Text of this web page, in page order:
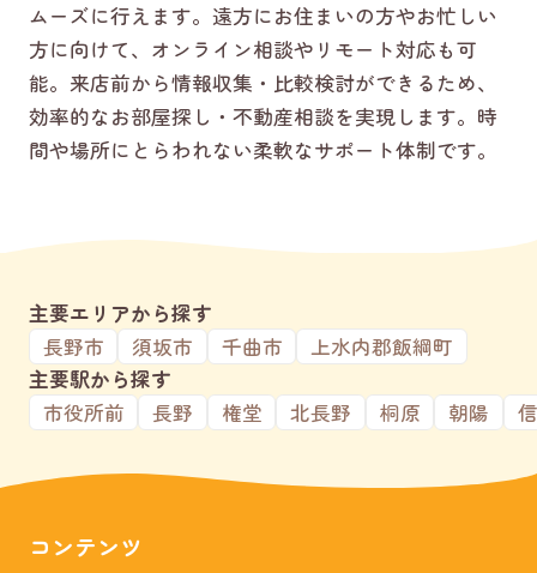
ムーズに行えます。遠方にお住まいの方やお忙しい
方に向けて、オンライン相談やリモート対応も可
能。来店前から情報収集・比較検討ができるため、
効率的なお部屋探し・不動産相談を実現します。時
間や場所にとらわれない柔軟なサポート体制です。
主要エリアから探す
長野市
須坂市 千曲市
上水内郡飯綱町
主要駅から探す
市役所前
長野 権堂 北長野 桐原 朝陽
コンテンツ